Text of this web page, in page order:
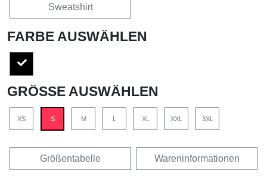
Sweatshirt
FARBE AUSWÄHLEN
GRÖSSE AUSWÄHLEN
XS S M XL XXL 3XL
Größentabelle Wareninformationen